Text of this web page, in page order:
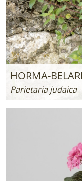
HORMA-
Parietaria judaica